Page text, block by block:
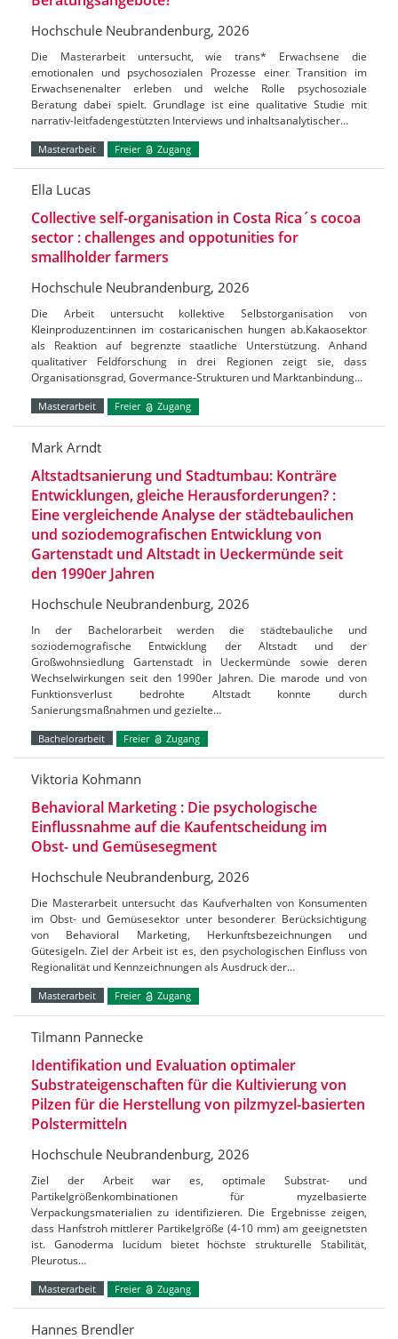
Hochschule Neubrandenburg, 2026
Die Masterarbeit untersucht, wie trans* Erwachsene die
emotionalen und psychosozialen Prozesse einer Transition im
Erwachsenenalter erleben und welche Rolle psychosoziale
Beratung dabei spielt. Grundlage ist eine qualitative Studie mit
narrativ-leitfadengestützten Interviews und inhaltsanalytischer…
Masterarbeit Freier Zugang
Ella Lucas
Collective self-organisation in Costa Rica´s cocoa
sector : challenges and oppotunities for
smallholder farmers
Hochschule Neubrandenburg, 2026
Die Arbeit untersucht kollektive Selbstorganisation von
Kleinproduzent:innen im costaricanischen hungen ab.Kakaosektor
als Reaktion auf begrenzte staatliche Unterstützung. Anhand
qualitativer Feldforschung in drei Regionen zeigt sie, dass
Organisationsgrad, Govermance-Strukturen und Marktanbindung…
Masterarbeit Freier Zugang
Mark Arndt
Altstadtsanierung und Stadtumbau: Konträre
Entwicklungen, gleiche Herausforderungen? :
Eine vergleichende Analyse der städtebaulichen
und soziodemografischen Entwicklung von
Gartenstadt und Altstadt in Ueckermünde seit
den 1990er Jahren
Hochschule Neubrandenburg, 2026
In der Bachelorarbeit werden die städtebauliche und
soziodemografische Entwicklung der Altstadt und der
Großwohnsiedlung Gartenstadt in Ueckermünde sowie deren
Wechselwirkungen seit den 1990er Jahren. Die marode und von
Funktionsverlust bedrohte Altstadt konnte durch
Sanierungsmaßnahmen und gezielte…
Bachelorarbeit Freier Zugang
Viktoria Kohmann
Behavioral Marketing : Die psychologische
Einflussnahme auf die Kaufentscheidung im
Obst- und Gemüsesegment
Hochschule Neubrandenburg, 2026
Die Masterarbeit untersucht das Kaufverhalten von Konsumenten
im Obst- und Gemüsesektor unter besonderer Berücksichtigung
von Behavioral Marketing, Herkunftsbezeichnungen und
Gütesigeln. Ziel der Arbeit ist es, den psychologischen Einfluss von
Regionalität und Kennzeichnungen als Ausdruck der…
Masterarbeit Freier Zugang
Tilmann Pannecke
Identifikation und Evaluation optimaler
Substrateigenschaften für die Kultivierung von
Pilzen für die Herstellung von pilzmyzel-basierten
Polstermitteln
Hochschule Neubrandenburg, 2026
Ziel der Arbeit war es, optimale Substrat- und
Partikelgrößenkombinationen für myzelbasierte
Verpackungsmaterialien zu identifizieren. Die Ergebnisse zeigen,
dass Hanfstroh mittlerer Partikelgröße (4-10 mm) am geeignetsten
ist. Ganoderma lucidum bietet höchste strukturelle Stabilität,
Pleurotus…
Masterarbeit Freier Zugang
Hannes Brendler